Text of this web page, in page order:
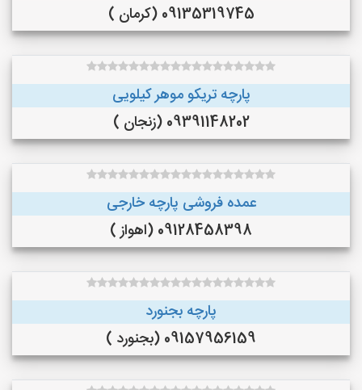
09135319745 (کرمان )
پارچه تریکو موهر کیلویی
09391148202 (زنجان )
عمده فروشی پارچه خارجی
09128458398 (اهواز )
پارچه بجنورد
09157956159 (بجنورد )